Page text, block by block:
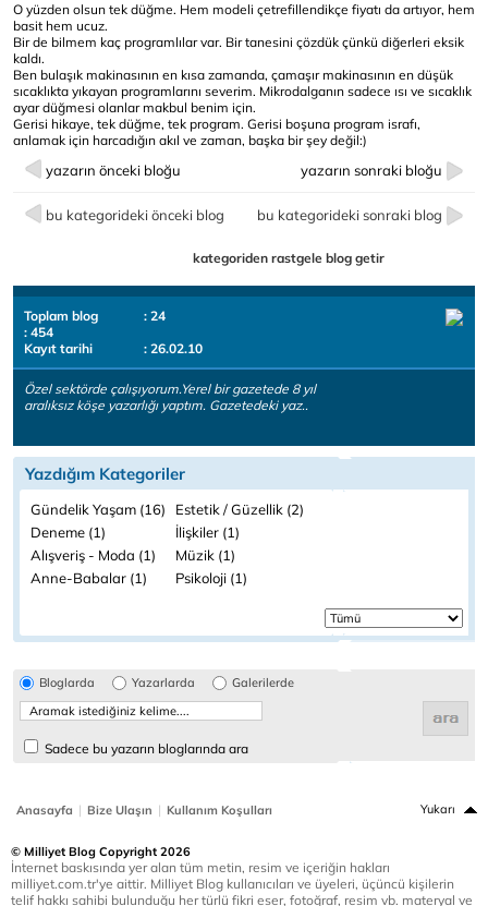
O yüzden olsun tek düğme. Hem modeli çetrefillendikçe fiyatı da artıyor, hem
basit hem ucuz.
Bir de bilmem kaç programlılar var. Bir tanesini çözdük çünkü diğerleri eksik
kaldı.
Ben bulaşık makinasının en kısa zamanda, çamaşır makinasının en düşük
sıcaklıkta yıkayan programlarını severim. Mikrodalganın sadece ısı ve sıcaklık
ayar düğmesi olanlar makbul benim için.
Gerisi hikaye, tek düğme, tek program. Gerisi boşuna program israfı,
anlamak için harcadığın akıl ve zaman, başka bir şey değil:)
yazarın önceki bloğu yazarın sonraki bloğu
bu kategorideki önceki blog bu kategorideki sonraki blog
kategoriden rastgele blog getir
Toplam blog
: 24
: 454
Kayıt tarihi
: 26.02.10
Özel sektörde çalışıyorum.Yerel bir gazetede 8 yıl
aralıksız köşe yazarlığı yaptım. Gazetedeki yaz..
Yazdığım Kategoriler
Gündelik Yaşam (16)
Estetik / Güzellik (2)
Deneme (1)
İlişkiler (1)
Alışveriş - Moda (1)
Müzik (1)
Anne-Babalar (1)
Psikoloji (1)
Bloglarda Yazarlarda Galerilerde
Sadece bu yazarın bloglarında ara
Anasayfa | Bize Ulaşın | Kullanım Koşulları Yukarı
© Milliyet Blog Copyright 2026
İnternet baskısında yer alan tüm metin, resim ve içeriğin hakları
milliyet.com.tr'ye aittir. Milliyet Blog kullanıcıları ve üyeleri, üçüncü kişilerin
telif hakkı sahibi bulunduğu her türlü fikri eser, fotoğraf, resim vb. materyal ve